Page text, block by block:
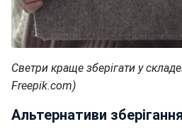
Светри краще зберігати у
Freepik.com)
Альтернативи